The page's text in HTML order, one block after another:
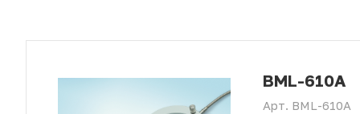
BML-610A
Арт. BML-610A